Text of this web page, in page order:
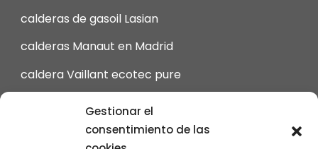
Gestionar el
consentimiento de las
calderas de gasoil Lasian
calderas Manaut en Madrid
caldera Vaillant ecotec pure
calderas Viessmann en Madrid
intergas Calderas en Madrid